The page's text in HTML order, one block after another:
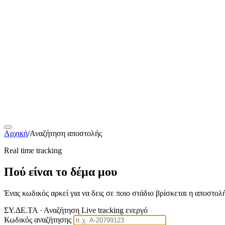
Αρχική/Αναζήτηση αποστολής
Real time tracking
Πού είναι το δέμα μου
Ένας κωδικός αρκεί για να δεις σε ποιο στάδιο βρίσκεται η
ΣΥ.ΔΕ.ΤΑ · Αναζήτηση Live tracking ενεργό
Κωδικός αναζήτησης